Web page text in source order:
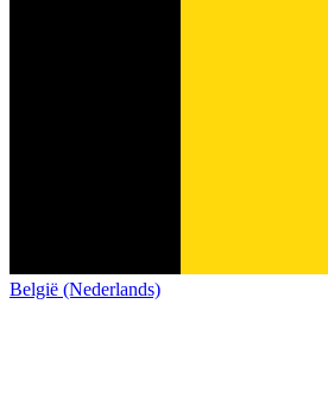
België (Nederlands)